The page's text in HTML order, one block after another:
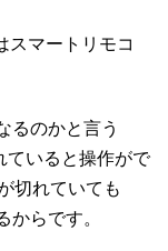
スマートリモコ
るのかと言う
ていると操作がで
切れていても
からです。